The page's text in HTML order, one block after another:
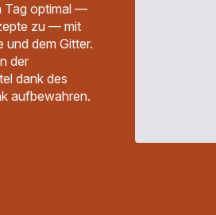
Tag optimal —
zu — mit
dem Gitter.
der
dank des
aufbewahren.